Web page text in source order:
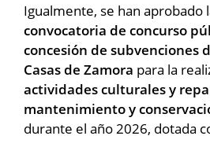
Igualmente, se han aprobado
convocatoria de concurso
concesión de subvenciones
Casas de Zamora para la
actividades culturales y
mantenimiento y
durante el año 2026, dotada